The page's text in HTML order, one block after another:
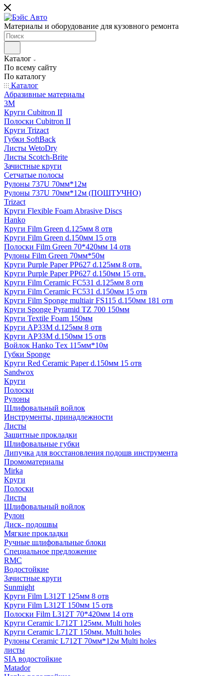
Материалы и оборудование для кузовного ремонта
Каталог
По всему сайту
По каталогу
Каталог
Абразивные материалы
3M
Круги Cubitron II
Полоски Cubitron II
Круги Trizact
Губки SoftBack
Листы WetoDry
Листы Scotch-Brite
Зачистные круги
Сетчатые полосы
Рулоны 737U 70мм*12м
Рулоны 737U 70мм*12м (ПОШТУЧНО)
Trizact
Круги Flexible Foam Abrasive Discs
Hanko
Круги Film Green d.125мм 8 отв
Круги Film Green d.150мм 15 отв
Полоски Film Green 70*420мм 14 отв
Рулоны Film Green 70мм*50м
Круги Purple Paper PP627 d.125мм 8 отв.
Круги Purple Paper PP627 d.150мм 15 отв.
Круги Film Ceramic FC531 d.125мм 8 отв
Круги Film Ceramic FC531 d.150мм 15 отв
Круги Film Sponge multiair FS115 d.150мм 181 отв
Круги Sponge Pyramid TZ 700 150мм
Круги Textile Foam 150мм
Круги AP33M d.125мм 8 отв
Круги AP33M d.150мм 15 отв
Войлок Hanko Tех 115мм*10м
Губки Sponge
Круги Red Ceramic Paper d.150мм 15 отв
Sandwox
Круги
Полоски
Рулоны
Шлифовальный войлок
Инструменты, принадлежности
Листы
Защитные прокладки
Шлифовальные губки
Липучка для восстановления подошв инструмента
Промоматериалы
Mirka
Круги
Полоски
Листы
Шлифовальный войлок
Рулон
Диск- подошвы
Мягкие прокладки
Ручные шлифовальные блоки
Специальное предложение
RMC
Водостойкие
Зачистные круги
Sunmight
Круги Film L312T 125мм 8 отв
Круги Film L312T 150мм 15 отв
Полоски Film L312T 70*420мм 14 отв
Круги Ceramic L712T 125мм. Multi holes
Круги Ceramic L712T 150мм. Multi holes
Рулоны Ceramic L712T 70мм*12м Multi holes
листы
SIA водостойкие
Matador